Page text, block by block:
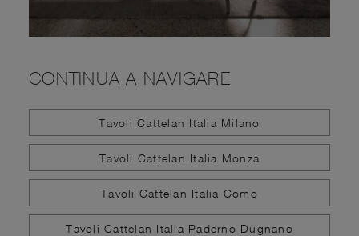
CONTINUA A NAVIGARE
Tavoli Cattelan Italia Milano
Tavoli Cattelan Italia Monza
Tavoli Cattelan Italia Como
Tavoli Cattelan Italia Paderno Dugnano